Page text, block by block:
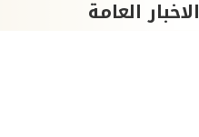
الاخبار العامة